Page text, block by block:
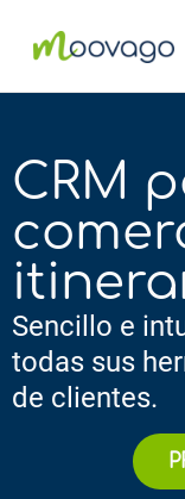
CRM
Sencillo e
todas sus
de clientes.